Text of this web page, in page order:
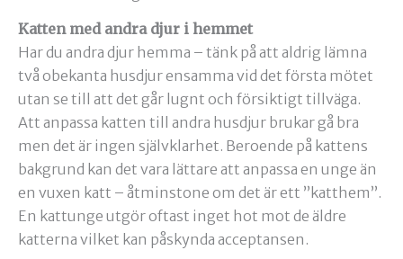
Katten med andra djur i hemmet
Har du andra djur hemma – tänk på att aldrig lämna
två obekanta husdjur ensamma vid det första mötet
utan se till att det går lugnt och försiktigt tillväga.
Att anpassa katten till andra husdjur brukar gå bra
men det är ingen självklarhet. Beroende på kattens
bakgrund kan det vara lättare att anpassa en unge än
en vuxen katt – åtminstone om det är ett ”katthem”.
En kattunge utgör oftast inget hot mot de äldre
katterna vilket kan påskynda acceptansen.